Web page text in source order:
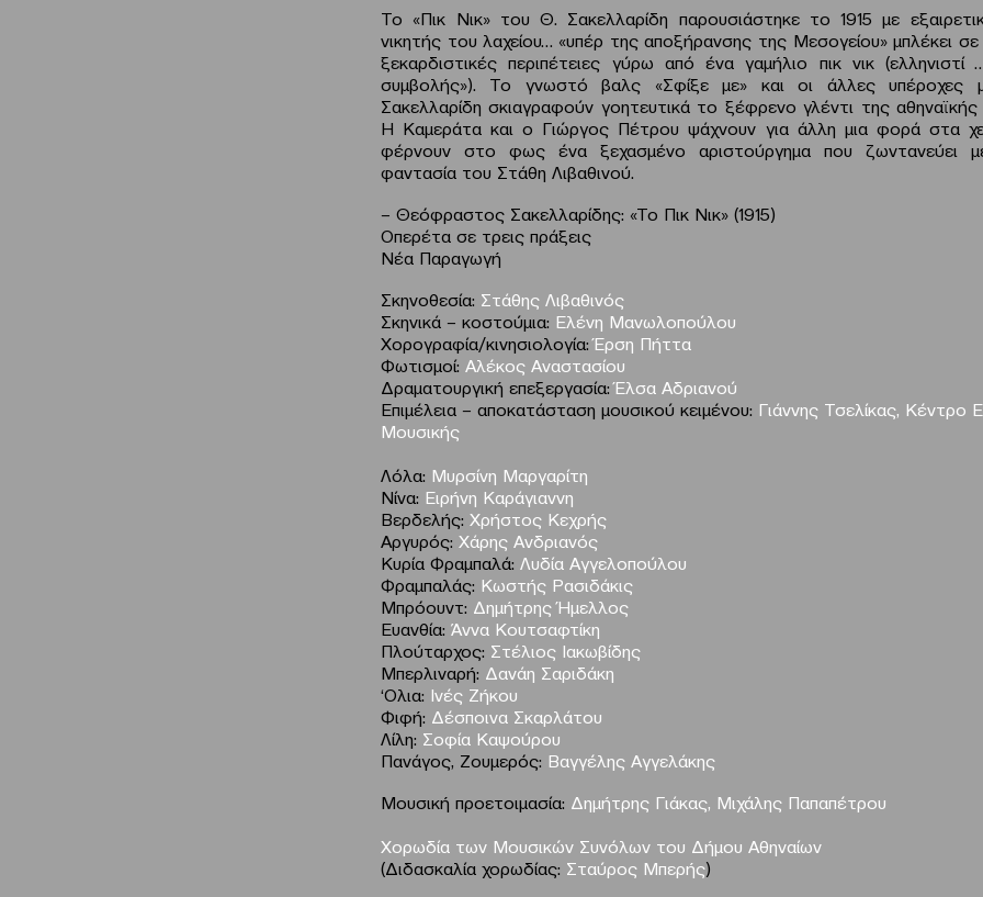
Το «Πικ Νικ» του Θ. Σακελλαρίδη παρουσιάστηκε το 1915 με
νικητής του λαχείου… «υπέρ της αποξήρανσης της Μεσογείου» μπλέκει σε
ξεκαρδιστικές περιπέτειες γύρω από ένα γαμήλιο πικ νικ (ελληνιστί
συμβολής»). Το γνωστό βαλς «Σφίξε με» και οι άλλες υπέροχες
Σακελλαρίδη σκιαγραφούν γοητευτικά το ξέφρενο γλέντι της
H Καμεράτα και ο Γιώργος Πέτρου ψάχνουν για άλλη μια φορά στα
φέρνουν στο φως ένα ξεχασμένο αριστούργημα που ζωντανεύει
φαντασία του Στάθη Λιβαθινού.
– Θεόφραστος Σακελλαρίδης: «Το Πικ Νικ» (1915)
Οπερέτα σε τρεις πράξεις
Νέα Παραγωγή
Σκηνοθεσία: Στάθης Λιβαθινός
Σκηνικά – κοστούμια: Ελένη Μανωλοπούλου
Χορογραφία/κινησιολογία:Έρση Πήττα
Φωτισμοί: Αλέκος Αναστασίου
Δραματουργική επεξεργασία:Έλσα Αδριανού
Επιμέλεια – αποκατάσταση μουσικού κειμένου: Γιάννης Τσελίκας, Κέντρο
Μουσικής
Λόλα: Μυρσίνη Μαργαρίτη
Νίνα: Ειρήνη Καράγιαννη
Βερδελής: Χρήστος Κεχρής
Αργυρός: Χάρης Ανδριανός
Κυρία Φραμπαλά: Λυδία Αγγελοπούλου
Φραμπαλάς: Κωστής Ρασιδάκις
Μπρόουντ: Δημήτρης Ήμελλος
Ευανθία: Άννα Κουτσαφτίκη
Πλούταρχος: Στέλιος Ιακωβίδης
Μπερλιναρή: Δανάη Σαριδάκη
‘Ολια: Ινές Ζήκου
Φιφή: Δέσποινα Σκαρλάτου
Λίλη: Σοφία Καψούρου
Πανάγος, Ζουμερός: Βαγγέλης Αγγελάκης
Μουσική προετοιμασία: Δημήτρης Γιάκας, Μιχάλης Παπαπέτρου
Χορωδία των Μουσικών Συνόλων του Δήμου Αθηναίων
(Διδασκαλία χορωδίας: Σταύρος Μπερής)